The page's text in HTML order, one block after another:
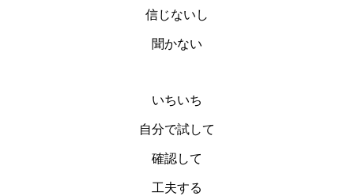
信じないし
聞かない
いちいち
自分で試して
確認して
工夫する